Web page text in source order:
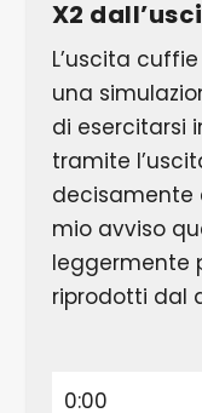
X2
L’uscita
una
di esercitarsi
tramite
decisamente
mio avviso
leggermente
riprodotti dal
0:00